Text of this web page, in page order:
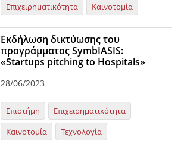
Επιχειρηματικότητα Καινοτομία
Εκδήλωση δικτύωσης του
προγράμματος SymbIASIS:
«Startups pitching to Hospitals»
28/06/2023
Επιστήμη
Επιχειρηματικότητα
Καινοτομία
Τεχνολογία